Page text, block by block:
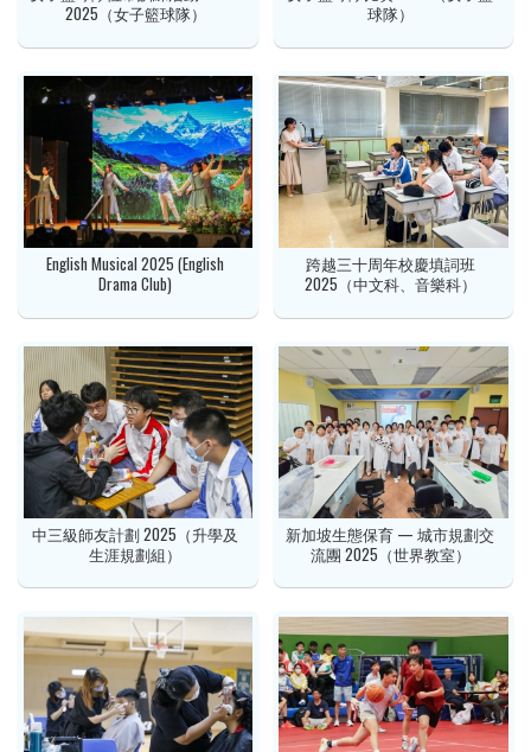
2025（女子籃球隊）
球隊）
English Musical 2025 (English
Drama Club)
跨越三十周年校慶填詞班
2025（中文科、音樂科）
中三級師友計劃 2025（升學及
生涯規劃組）
新加坡生態保育 — 城市規劃交
流團 2025（世界教室）